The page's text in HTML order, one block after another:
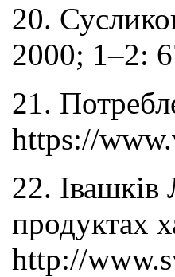
20.
2000; 1–2:
21.
https://
22.
продуктах
http://